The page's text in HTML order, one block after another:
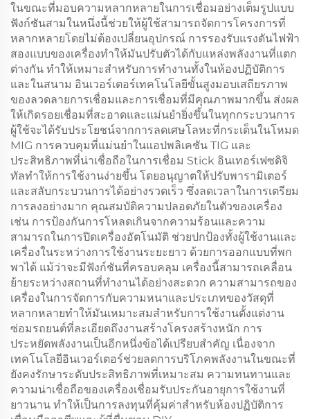
ในขณะที่มอบความหลากหลายในการเชื่อมอย่างเต็มรูปแบบ
ฟังก์ชันสามในหนึ่งนี้ช่วยให้ผู้ใช้สามารถจัดการโครงการที่
หลากหลายโดยไม่ต้องเปลี่ยนอุปกรณ์ การรองรับแรงดันไฟฟ้า
สองแบบของเครื่องทำให้มันปรับตัวได้กับแหล่งพลังงานที่แตก
ต่างกัน ทำให้เหมาะสำหรับการทำงานทั้งในห้องปฏิบัติการ
และในสนาม อินเวอร์เตอร์เทคโนโลยีขั้นสูงมอบเสถียรภาพ
ของลวดลายการเชื่อมและการเชื่อมที่มีคุณภาพมากขึ้น ส่งผล
ให้เกิดรอยเชื่อมที่สะอาดและแม่นยำยิ่งขึ้นในทุกกระบวนการ
ผู้ใช้จะได้รับประโยชน์จากการลดเศษโลหะที่กระเด็นในโหมด
MIG การควบคุมที่แม่นยำในแอปพลิเคชัน TIG และ
ประสิทธิภาพที่น่าเชื่อถือในการเชื่อม Stick อินเทอร์เฟซดิจิ
ทัลทำให้การใช้งานง่ายขึ้น โดยอนุญาตให้ปรับพารามิเตอร์
และสลับกระบวนการได้อย่างรวดเร็ว ซึ่งลดเวลาในการเตรียม
การลงอย่างมาก คุณสมบัติความปลอดภัยในตัวของเครื่อง
เช่น การป้องกันการโหลดเกินจากความร้อนและความ
สามารถในการปิดเครื่องอัตโนมัติ ช่วยปกป้องทั้งผู้ใช้งานและ
เครื่องในระหว่างการใช้งานระยะยาว ด้วยการออกแบบที่พก
พาได้ แม้ว่าจะมีฟังก์ชันที่ครอบคลุม เครื่องนี้สามารถเคลื่อน
ย้ายระหว่างสถานที่ทำงานได้อย่างสะดวก ความสามารถของ
เครื่องในการจัดการกับความหนาและประเภทของวัสดุที่
หลากหลายทำให้มันเหมาะสมสำหรับการใช้งานตั้งแต่งาน
ซ่อมรถยนต์ที่ละเอียดถึงงานสร้างโครงสร้างหนัก การ
ประหยัดพลังงานเป็นอีกหนึ่งข้อได้เปรียบสำคัญ เนื่องจาก
เทคโนโลยีอินเวอร์เตอร์ช่วยลดการบริโภคพลังงานในขณะที่
ยังคงรักษาระดับประสิทธิภาพที่เหมาะสม ความทนทานและ
ความน่าเชื่อถือของเครื่องเชื่อมรับประกันอายุการใช้งานที่
ยาวนาน ทำให้เป็นการลงทุนที่คุ้มค่าสำหรับห้องปฏิบัติการ